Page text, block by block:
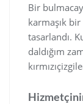
Bir
karmaşık
tasarlandı.
daldığım